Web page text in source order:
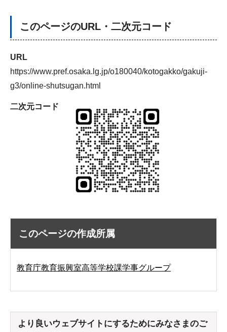
このページのURL・二次元コード
URL
https://www.pref.osaka.lg.jp/o180040/kotogakko/gakuji-
g3/online-shutsugan.html
二次元コード
このページの作成所属
教育庁教育振興室高等学校課学事グループ
より良いウェブサイトにするためにみなさまのご